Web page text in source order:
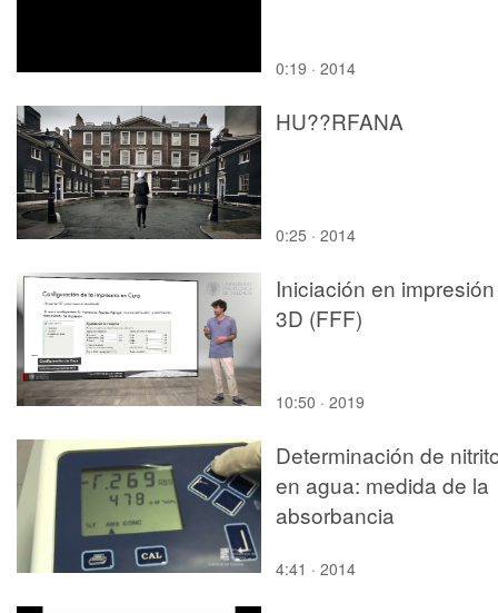
0:19 · 2014
HU??RFANA
0:25 · 2014
Iniciación en impresión
3D (FFF)
10:50 · 2019
Determinación de
en agua: medida de la
absorbancia
4:41 · 2014